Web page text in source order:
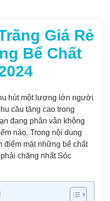
Giá Rẻ
Bể Chất
hút một lượng lớn người
cầu tăng cao trong
đang phân vân không
nào. Trong nội dung
điểm mặt những bể chất
chăng nhất Sóc